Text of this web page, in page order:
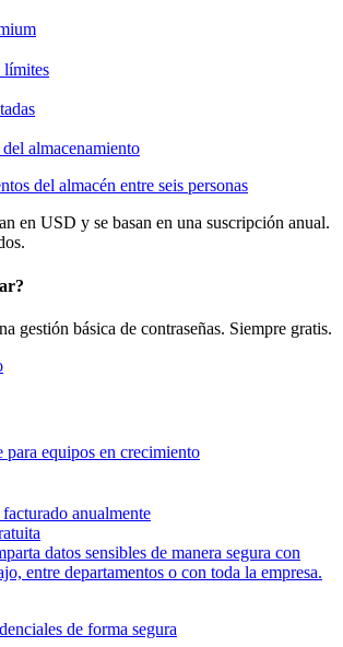
límites
almacenamiento
del almacén entre seis personas
en USD y se basan en una suscripción anual.
gestión básica de contraseñas. Siempre gratis.
para equipos en crecimiento
anualmente
datos sensibles de manera segura con
entre departamentos o con toda la empresa.
de forma segura